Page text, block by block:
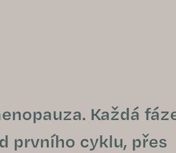
Každá
prvního cyklu, přes